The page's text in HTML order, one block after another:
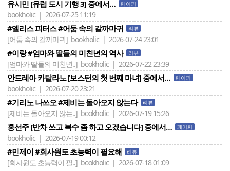
유시민 [유럽 도시 기행 3] 중에서… 페이퍼
bookholic | 2026-07-25 11:19
#엘리스 피터스 #어둠 속의 갈까마귀 리뷰
[어둠 속의 갈까마귀] bookholic | 2026-07-24 23:01
#이랑 #엄마와 딸들의 미친년의 역사 리뷰
[엄마와 딸들의 미친년..] bookholic | 2026-07-22 23:39
안드레아 카탈라노 [보스턴의 첫 번째 마녀] 중에서… 페이퍼
bookholic | 2026-07-20 23:21
#기리노 나쓰오 #제비는 돌아오지 않는다 리뷰
[제비는 돌아오지 않는..] bookholic | 2026-07-19 15:26
홍선주 [반차 쓰고 복수 좀 하고 오겠습니다] 중에서… 페이퍼
bookholic | 2026-07-19 00:12
#민제이 #회사원도 초능력이 필요해 리뷰
[회사원도 초능력이 필..] bookholic | 2026-07-18 01:09